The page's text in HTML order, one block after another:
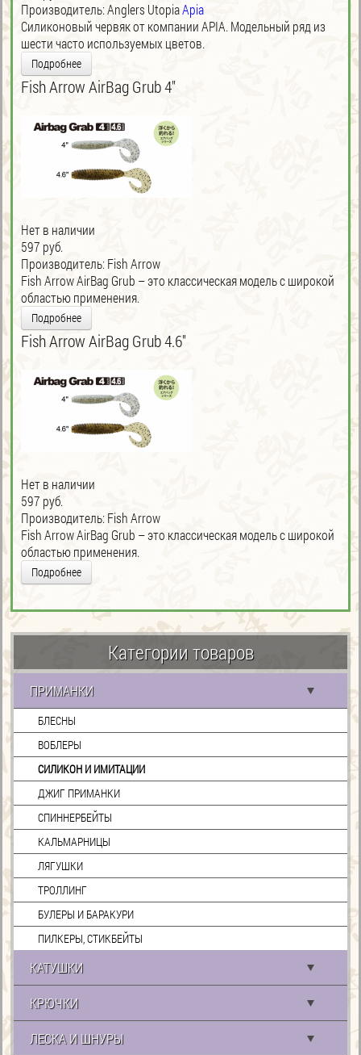
Производитель:Anglers UtopiaApia
Силиконовый червяк от компании APIA. Модельный ряд из
шести часто используемых цветов.
Подробнее
Fish Arrow AirBag Grub 4''
Нет в наличии
597 руб.
Производитель: Fish Arrow
Fish Arrow AirBag Grub – это классическая модель с широкой
областью применения.
Подробнее
Fish Arrow AirBag Grub 4.6''
Нет в наличии
597 руб.
Производитель:Fish Arrow
Fish Arrow AirBag Grub – это классическая модель с широкой
областью применения.
Подробнее
Категории товаров
ПРИМАНКИ
БЛЕСНЫ
ВОБЛЕРЫ
СИЛИКОН И ИМИТАЦИИ
ДЖИГ ПРИМАНКИ
СПИННЕРБЕЙТЫ
КАЛЬМАРНИЦЫ
ЛЯГУШКИ
ТРОЛЛИНГ
БУЛЕРЫ И БАРАКУРИ
ПИЛКЕРЫ, СТИКБЕЙТЫ
КАТУШКИ
КРЮЧКИ
ЛЕСКА И ШНУРЫ